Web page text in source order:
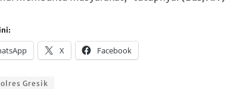
X Facebook
Gresik